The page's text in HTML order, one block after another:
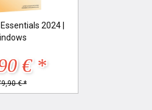
2024 |
€ *
€ *